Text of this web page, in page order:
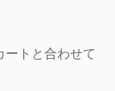
トと合わせて